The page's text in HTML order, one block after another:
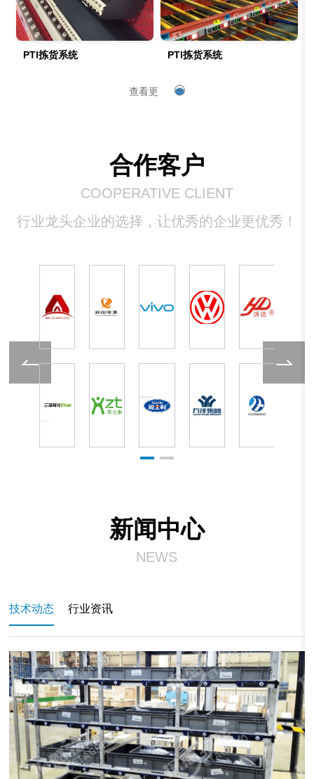
PTl拣货系统 PTl拣货系统
查看更
合作客户
COOPERATIVE CLIENT
行业龙头企业的选择，让优秀的企业更优秀！
新闻中心
NEWS
技术动态 行业资讯